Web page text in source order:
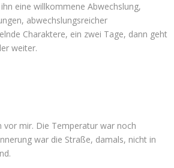
eine willkommene Abwechslung,
abwechslungsreicher
Charaktere, ein zwei Tage, dann geht
weiter.
vor mir. Die Temperatur war noch
war die Straße, damals, nicht in